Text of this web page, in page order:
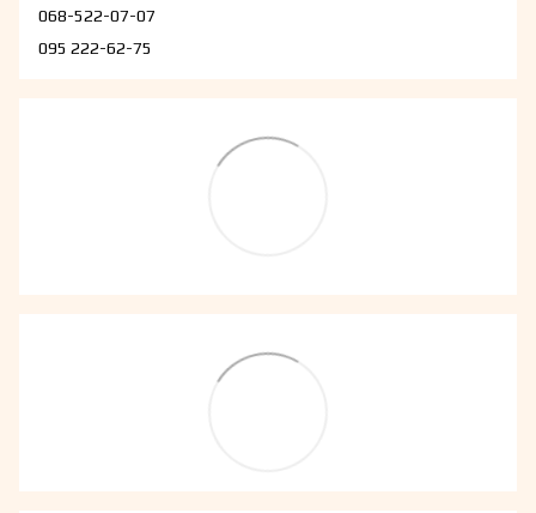
068-522-07-07
095 222-62-75